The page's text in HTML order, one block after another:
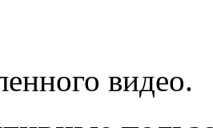
видео.